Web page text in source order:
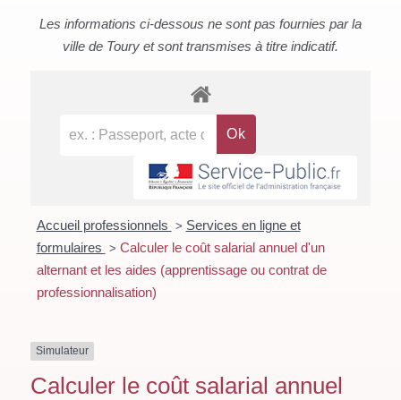
Les informations ci-dessous ne sont pas fournies par la
ville de Toury et sont transmises à titre indicatif.
Accueil professionnels > Services en ligne et
formulaires > Calculer le coût salarial annuel d'un
alternant et les aides (apprentissage ou contrat de
professionnalisation)
Simulateur
Calculer le coût salarial annuel